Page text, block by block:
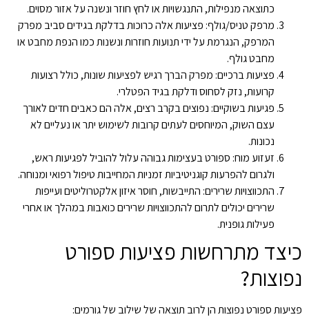
כתוצאה מנפילות, התנגשויות או לחץ חוזר ונשנה על אזור מסוים.
מרפק טניס/גולף: פציעות אלה כרוכות בדלקת בגידים סביב מפרק
המרפק, הנגרמת על ידי תנועות חוזרות ונשנות כמו הנפת מחבט או
מחבט גולף.
פציעות ברכיים: מפרק הברך רגיש לפציעות שונות, כולל רצועות
קרועות, נזק לסחוס ודלקת בגיד הפטלרי.
פגיעות בשוקיים: נפוצים בקרב רצים, אלה הם כאבים חדים לאורך
עצם השוק, המיוחסים לעתים קרובות לשימוש יתר או נעליים לא
נכונות.
זעזוע מוח: ספורט בעצימות גבוהה עלול להוביל לפגיעות ראש,
ולגרום להפרעות קוגניטיביות זמניות המחייבות טיפול רפואי ומנוחה.
התכווצויות שרירים: התייבשות, חוסר איזון אלקטרוליטים ועייפות
שרירים יכולים לתרום להתכווצויות שרירים כואבות במהלך או אחרי
פעילות גופנית.
כיצד מתרחשות פציעות ספורט
נפוצות?
פציעות ספורט נפוצות הן לרוב תוצאה של שילוב של גורמים: